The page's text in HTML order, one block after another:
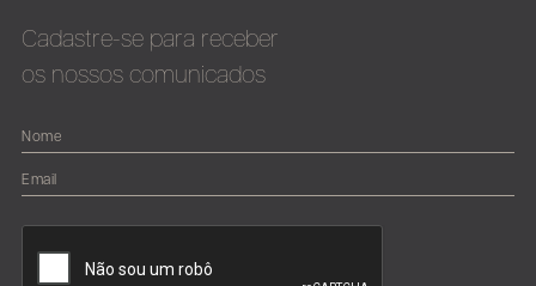
Cadastre-se para receber
os nossos comunicados